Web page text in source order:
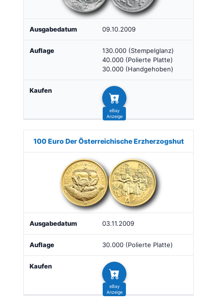
09.10.2009
130.000 (Stempelglanz)
40.000 (Polierte Platte)
30.000 (Handgehoben)
100 Euro Der Österreichische Erzherzogshut
03.11.2009
30.000 (Polierte Platte)